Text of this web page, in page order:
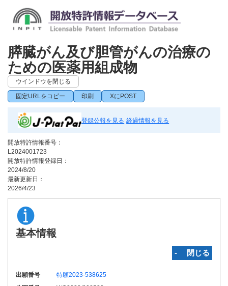
膵臓がん及び胆管がんの治療の
ための医薬用組成物
ウインドウを閉じる
固定URLをコピー 印刷 XにPOST
登録公報を見る 経過情報を見る
開放特許情報番号：
L2024001723
開放特許情報登録日：
2024/8/20
最新更新日：
2026/4/23
基本情報
‐ 閉じる
出願番号
特願2023-538625